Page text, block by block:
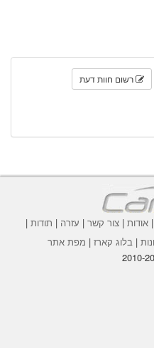
רשום חוות דעת
|אודות |צור קשר | עזרה | תודות |
|בלוג קארז | מפת אתר